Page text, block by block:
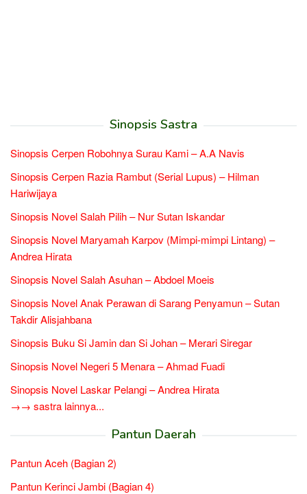
Sinopsis Sastra
Sinopsis Cerpen Robohnya Surau Kami – A.A Navis
Sinopsis Cerpen Razia Rambut (Serial Lupus) – Hilman
Hariwijaya
Sinopsis Novel Salah Pilih – Nur Sutan Iskandar
Sinopsis Novel Maryamah Karpov (Mimpi-mimpi Lintang) –
Andrea Hirata
Sinopsis Novel Salah Asuhan – Abdoel Moeis
Sinopsis Novel Anak Perawan di Sarang Penyamun – Sutan
Takdir Alisjahbana
Sinopsis Buku Si Jamin dan Si Johan – Merari Siregar
Sinopsis Novel Negeri 5 Menara – Ahmad Fuadi
Sinopsis Novel Laskar Pelangi – Andrea Hirata
→→ sastra lainnya...
Pantun Daerah
Pantun Aceh (Bagian 2)
Pantun Kerinci Jambi (Bagian 4)